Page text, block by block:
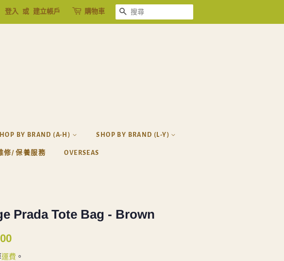
登入 或 建立帳戶 購物車 搜尋
BY BRAND (A-H) SHOP BY BRAND (L-Y)
修/ 保養服務 OVERSEAS
Prada Tote Bag - Brown
運費 。